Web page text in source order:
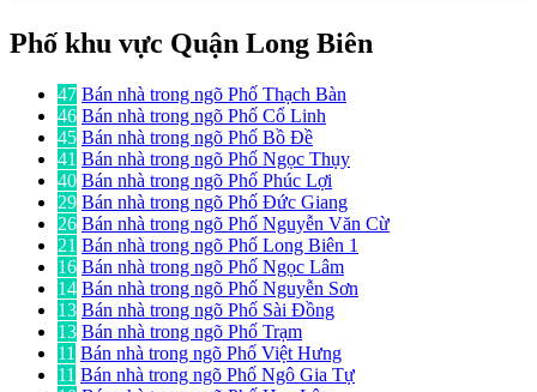
Phố khu vực Quận Long Biên
47 Bán nhà trong ngõ Phố Thạch Bàn
46 Bán nhà trong ngõ Phố Cổ Linh
45 Bán nhà trong ngõ Phố Bồ Đề
41 Bán nhà trong ngõ Phố Ngọc Thụy
40 Bán nhà trong ngõ Phố Phúc Lợi
29 Bán nhà trong ngõ Phố Đức Giang
26 Bán nhà trong ngõ Phố Nguyễn Văn Cừ
21 Bán nhà trong ngõ Phố Long Biên 1
16 Bán nhà trong ngõ Phố Ngọc Lâm
14 Bán nhà trong ngõ Phố Nguyễn Sơn
13 Bán nhà trong ngõ Phố Sài Đồng
13 Bán nhà trong ngõ Phố Trạm
11 Bán nhà trong ngõ Phố Việt Hưng
11 Bán nhà trong ngõ Phố Ngô Gia Tự